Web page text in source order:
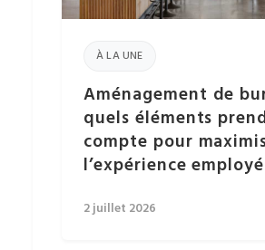
À LA UNE
Aménagement de
quels éléments
compte pour
l’expérience
2 juillet 2026